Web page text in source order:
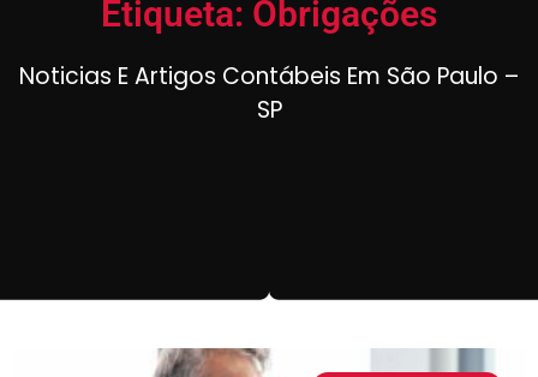
Etiqueta: Obrigações
Noticias E Artigos Contábeis Em São Paulo –
SP